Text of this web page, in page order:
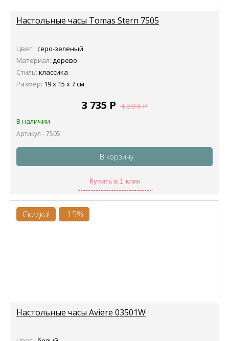
Настольные часы Tomas Stern 7505
Цвет : серо-зеленый
Материал: дерево
Стиль: классика
Размер: 19 х 15 х 7 см
3 735 Р 4 394Р
В наличии
Артикул - 7505
В корзину
Купить в 1 клик
Скидка! -15%
Настольные часы Aviere 03501W